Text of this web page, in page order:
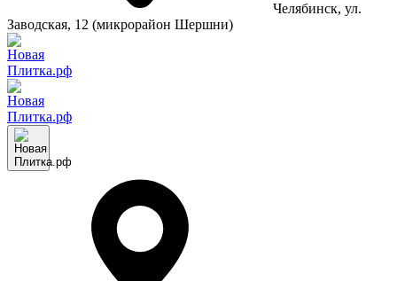
Челябинск, ул.
Заводская, 12 (микрорайон Шершни)